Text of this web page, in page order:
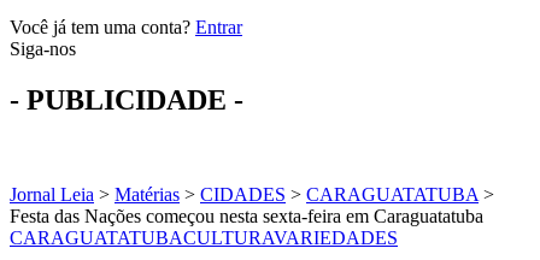
Você já tem uma conta? Entrar
Siga-nos
- PUBLICIDADE -
Jornal Leia > Matérias > CIDADES > CARAGUATATUBA >
Festa das Nações começou nesta sexta-feira em Caraguatatuba
CARAGUATATUBACULTURAVARIEDADES